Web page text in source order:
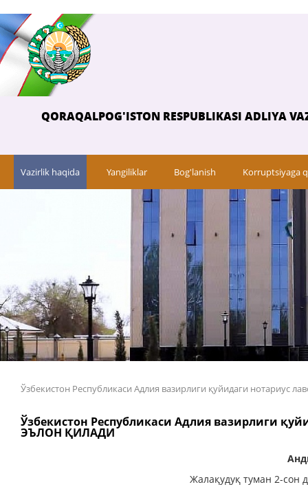
QORAQALPOG'ISTON RESPUBLIKASI ADLIYA
Vazirlik haqida Yangiliklar Bog'lanish Korruptsiyaga
Ўзбекистон Республикаси Адлия вазирлиги қуйидаги
Ўзбекистон Республикаси Адлия вазирлиги
ЭЪЛОН ҚИЛАДИ
Жалақудуқ туман 2-сон